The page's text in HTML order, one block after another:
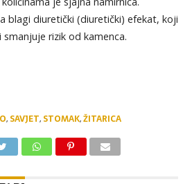
blagi diuretički (diuretički) efekat, koji
rizik od kamenca.
, SAVJET, STOMAK,ŽITARICA